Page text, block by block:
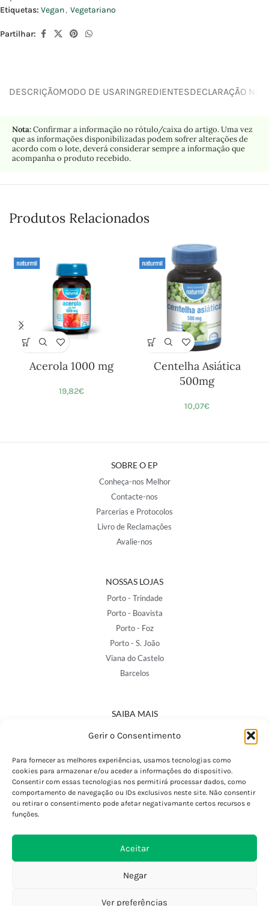
Gerir o Consentimento
Para fornecer as melhores experiências, usamos tecnologias como
cookies para armazenar e/ou aceder a informações do dispositivo.
Consentir com essas tecnologias nos permitirá processar dados, como
comportamento de navegação ou IDs exclusivos neste site. Não consentir
ou retirar o consentimento pode afetar negativamante certos recursos e
funções.
Aceitar
Negar
Ver preferências
Etiquetas: Vegan, Vegetariano
Partilhar:
DESCRIÇÃOMODO DE USARINGREDIENTESDECLARAÇÃO
Nota:Confirmar a informação no rótulo/caixa do artigo. Uma vez
que as informações disponibilizadas podem sofrer alterações de
acordo com o lote, deverá considerar sempre a informação que
acompanha o produto recebido.
Produtos Relacionados
Acerola 1000 mg
19,82€
Centelha Asiática
500mg
10,07€
SOBRE O EP
Conheça-nos Melhor
Contacte-nos
Parcerias e Protocolos
Livro de Reclamações
Avalie-nos
NOSSAS LOJAS
Porto - Trindade
Porto - Boavista
Porto - Foz
Porto - S. João
Viana do Castelo
Barcelos
SAIBA MAIS
Política de Privacidade
Termos e Condições
Perguntas Frequentes
Custos de Envio
Encomendas Internacionais
Devoluções e Trocas